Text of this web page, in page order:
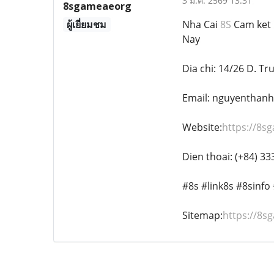
8sgameaeorg
ผู้เยี่ยมชม
Nha Cai 8S Cam
Nay
Dia chi: 14/26 D.
Email:
Website:https://
Dien thoai: (+84)
#8s #link8s
Sitemap:https://